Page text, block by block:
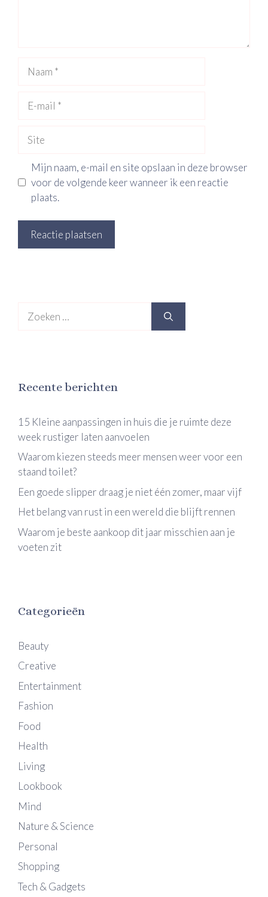
mail
Mijn naam, e-mail en site opslaan in deze browser
voor de volgende keer wanneer ik een reactie
plaats.
naar:
Recente berichten
15 Kleine aanpassingen in huis die je ruimte deze
week rustiger laten aanvoelen
Waarom kiezen steeds meer mensen weer voor een
staand toilet?
Een goede slipper draag je niet één zomer, maar vijf
Het belang van rust in een wereld die blijft rennen
Waarom je beste aankoop dit jaar misschien aan je
voeten zit
Categorieën
Beauty
Creative
Entertainment
Fashion
Food
Health
Living
Lookbook
Mind
Nature & Science
Personal
Shopping
Tech & Gadgets